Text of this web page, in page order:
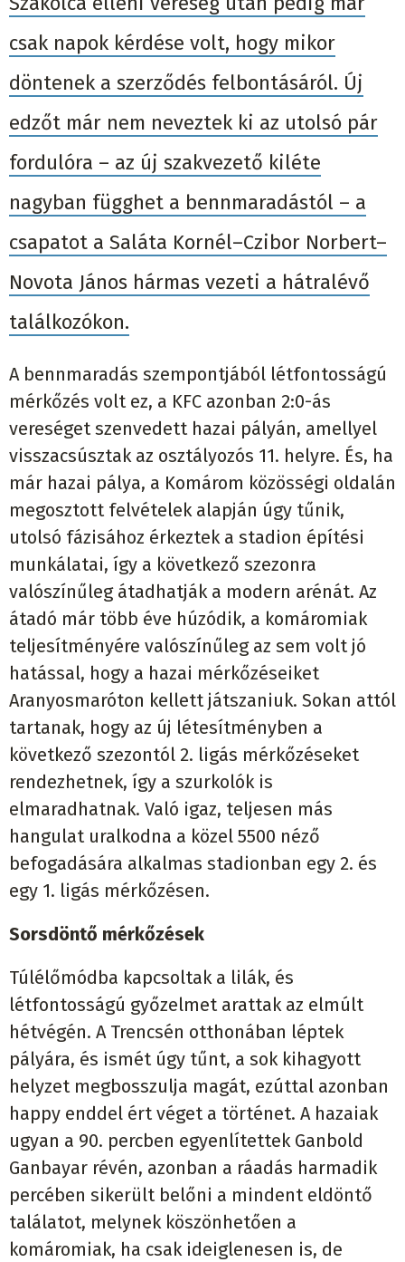
csak napok kérdése volt, hogy mikor
döntenek a szerződés felbontásáról. Új
edzőt már nem neveztek ki az utolsó pár
fordulóra – az új szakvezető kiléte
nagyban függhet a bennmaradástól – a
csapatot a Saláta Kornél–Czibor Norbert–
Novota János hármas vezeti a hátralévő
találkozókon.
A bennmaradás szempontjából létfontosságú
mérkőzés volt ez, a KFC azonban 2:0-ás
vereséget szenvedett hazai pályán, amellyel
visszacsúsztak az osztályozós 11. helyre. És, ha
már hazai pálya, a Komárom közösségi oldalán
megosztott felvételek alapján úgy tűnik,
utolsó fázisához érkeztek a stadion építési
munkálatai, így a következő szezonra
valószínűleg átadhatják a modern arénát. Az
átadó már több éve húzódik, a komáromiak
teljesítményére valószínűleg az sem volt jó
hatással, hogy a hazai mérkőzéseiket
Aranyosmaróton kellett játszaniuk. Sokan attól
tartanak, hogy az új létesítményben a
következő szezontól 2. ligás mérkőzéseket
rendezhetnek, így a szurkolók is
elmaradhatnak. Való igaz, teljesen más
hangulat uralkodna a közel 5500 néző
befogadására alkalmas stadionban egy 2. és
egy 1. ligás mérkőzésen.
Sorsdöntő mérkőzések
Túlélőmódba kapcsoltak a lilák, és
létfontosságú győzelmet arattak az elmúlt
hétvégén. A Trencsén otthonában léptek
pályára, és ismét úgy tűnt, a sok kihagyott
helyzet megbosszulja magát, ezúttal azonban
happy enddel ért véget a történet. A hazaiak
ugyan a 90. percben egyenlítettek Ganbold
Ganbayar révén, azonban a ráadás harmadik
percében sikerült belőni a mindent eldöntő
találatot, melynek köszönhetően a
komáromiak, ha csak ideiglenesen is, de